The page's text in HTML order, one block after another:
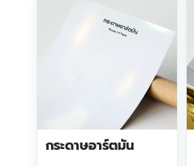
กระดาษอาร์ตมัน